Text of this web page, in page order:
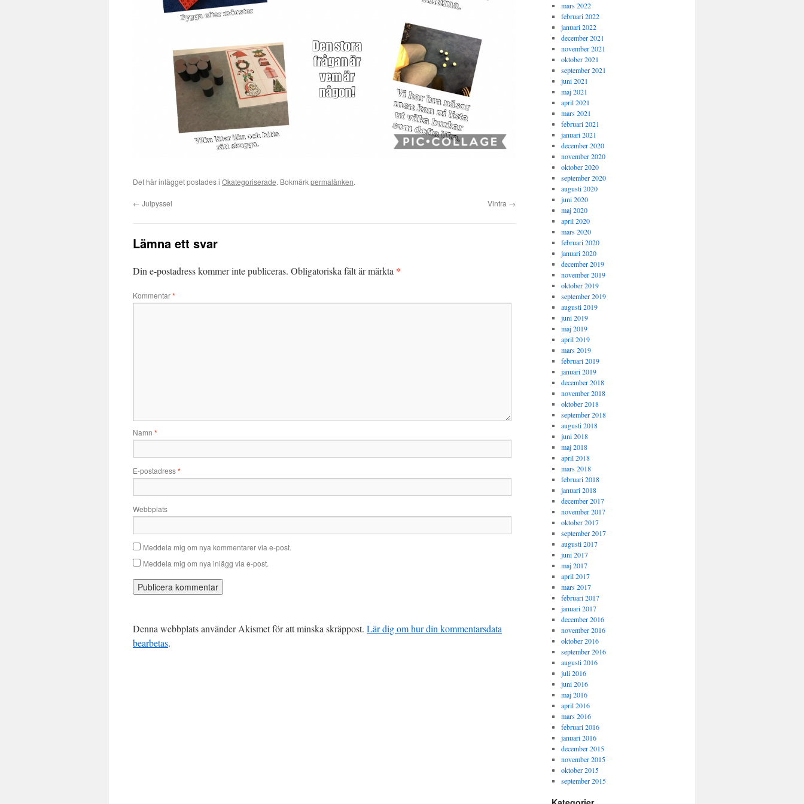
Det här inlägget postades i Okategoriserade. Bokmärkpermalänken.
← Julpyssel Vintra →
Lämna ett svar
Din e-postadress kommer inte publiceras. Obligatoriska fält är märkta *
Kommentar*
Namn *
E-postadress*
Webbplats
Meddela mig om nya kommentarer via e-post.
Meddela mig om nya inlägg via e-post.
Denna webbplats använder Akismet för att minska skräppost. Lär dig om hur din kommentarsdata
bearbetas.
mars 2022
februari 2022
januari 2022
december 2021
november 2021
oktober 2021
september 2021
juni 2021
maj 2021
april 2021
mars 2021
februari 2021
januari 2021
december 2020
november 2020
oktober 2020
september 2020
augusti 2020
juni 2020
maj 2020
april 2020
mars 2020
februari 2020
januari 2020
december 2019
november 2019
oktober 2019
september 2019
augusti 2019
juni 2019
maj 2019
april 2019
mars 2019
februari 2019
januari 2019
december 2018
november 2018
oktober 2018
september 2018
augusti 2018
juni 2018
maj 2018
april 2018
mars 2018
februari 2018
januari 2018
december 2017
november 2017
oktober 2017
september 2017
augusti 2017
juni 2017
maj 2017
april 2017
mars 2017
februari 2017
januari 2017
december 2016
november 2016
oktober 2016
september 2016
augusti 2016
juli 2016
juni 2016
maj 2016
april 2016
mars 2016
februari 2016
januari 2016
december 2015
november 2015
oktober 2015
september 2015